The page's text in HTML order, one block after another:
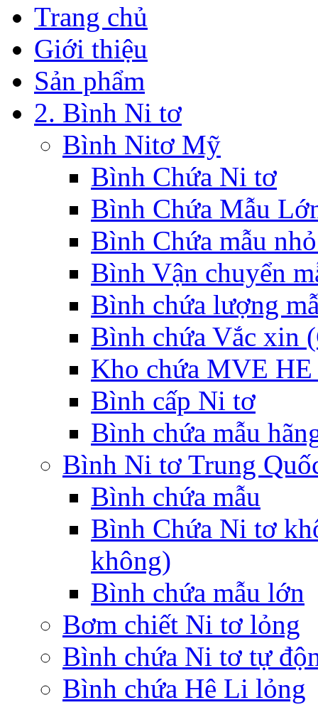
Trang chủ
Giới thiệu
Sản phẩm
2. Bình Ni tơ
Bình Nitơ Mỹ
Bình Chứa Ni tơ
Bình Chứa Mẫu
Bình Chứa mẫu
Bình Vận chuyển
Bình chứa lượng
Bình chứa Vắc xin
Kho chứa MVE
Bình cấp Ni tơ
Bình chứa mẫu
Bình Ni tơ Trung
Bình chứa mẫu
Bình Chứa Ni tơ
không)
Bình chứa mẫu lớn
Bơm chiết Ni tơ lỏng
Bình chứa Ni tơ tự
Bình chứa Hê Li lỏng